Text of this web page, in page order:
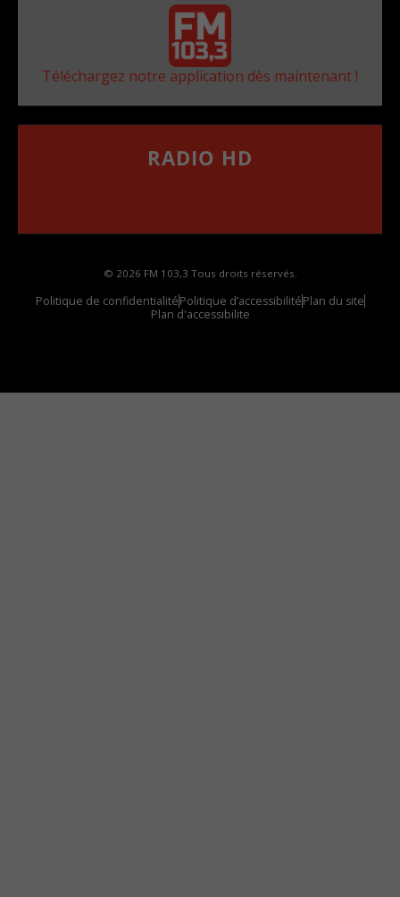
Téléchargez notre application dès maintenant !
RADIO HD
© 2026 FM 103,3 Tous droits réservés.
Politique de confidentialitéPolitique d’accessibilitéPlan du site
Plan d'accessibilite